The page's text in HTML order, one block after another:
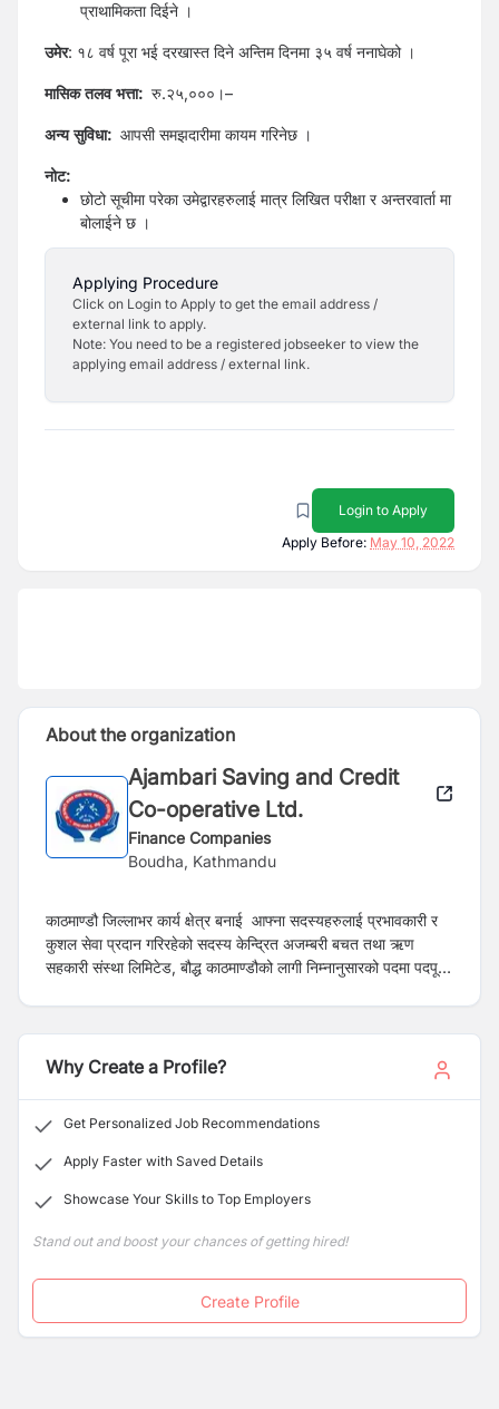
प्राथामिकता दिईने ।
उमेर: १८ वर्ष पूरा भई दरखास्त दिने अन्तिम दिनमा ३५ वर्ष ननाघेको ।
मासिक तलव भत्ता: रु.२५,०००।–
अन्य सुविधा: आपसी समझदारीमा कायम गरिनेछ ।
नोट:
छोटो सूचीमा परेका उमेद्वारहरुलाई मात्र लिखित परीक्षा र अन्तरवार्ता मा
बोलाईने छ ।
Applying Procedure
Click on Login to Apply to get the email address /
external link to apply.
Note: You need to be a registered jobseeker to view the
applying email address / external link.
Login to Apply
Apply Before: May 10, 2022
About the organization
Ajambari Saving and Credit
Co-operative Ltd.
Finance Companies
Boudha, Kathmandu
काठमाण्डौ जिल्लाभर कार्य क्षेत्र बनाई आफ्ना सदस्यहरुलाई प्रभावकारी र
कुशल सेवा प्रदान गरिरहेको सदस्य केन्द्रित अजम्बरी बचत तथा ऋण
सहकारी संस्था लिमिटेड, बौद्ध काठमाण्डौको लागी निम्नानुसारको पदमा पदपूर्ति
Why Create a Profile?
Get Personalized Job Recommendations
Apply Faster with Saved Details
Showcase Your Skills to Top Employers
Stand out and boost your chances of getting hired!
Create Profile